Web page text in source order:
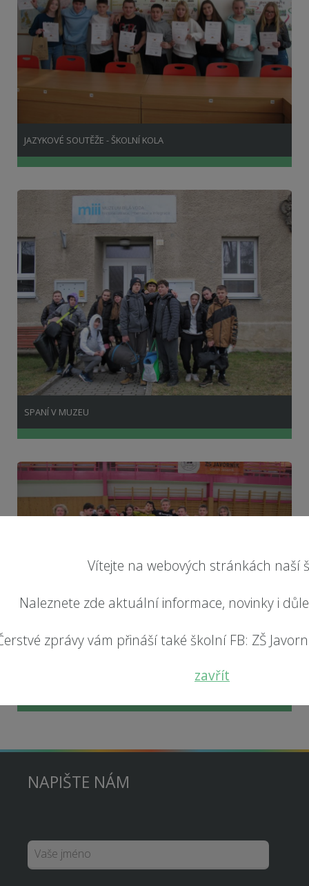
Vítejte na webových stránkách naší
Naleznete zde aktuální informace, novinky i
zprávy vám přináší také školní FB: ZŠ
zavřít
JAZYKOVÉ SOUTĚŽE - ŠKOLNÍ KOLA
SPANÍ V MUZEU
NAPIŠTE NÁM